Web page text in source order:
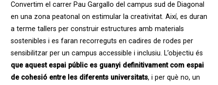
Convertim el carrerPau Gargallo del campus sud de Diagonal
en una zona peatonal on estimular la creativitat. Així, es duran
a terme tallers per construir estructures amb materials
sostenibles i es faran recorreguts en cadires de rodes per
sensibilitzarper un campus accessible i inclusiu. L’objectiu és
que aquest espai públices guanyi definitivament com espai
de cohesióentre les diferents universitats, i per què no, un